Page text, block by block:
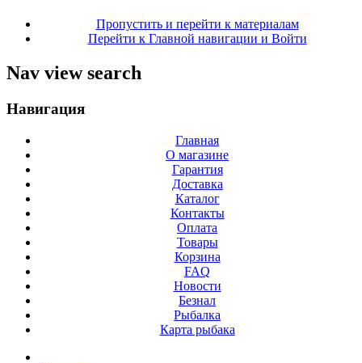
Пропустить и перейти к материалам
Перейти к Главной навигации и Войти
Nav view search
Навигация
Главная
О магазине
Гарантия
Доставка
Каталог
Контакты
Оплата
Товары
Корзина
FAQ
Новости
Безнал
Рыбалка
Карта рыбака